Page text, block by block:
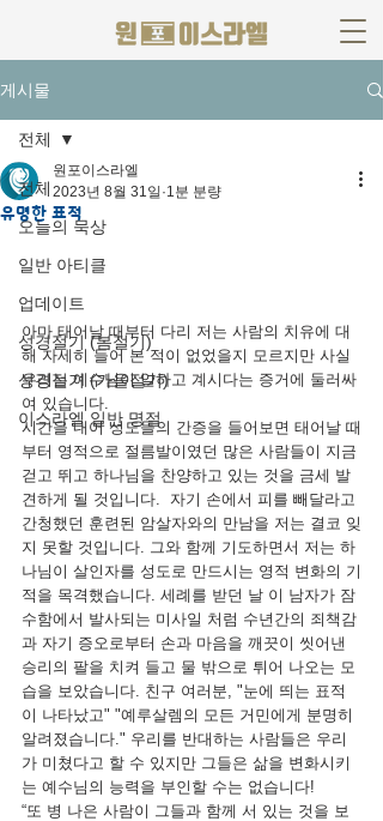
게시물
전체
오늘의 묵상
일반 아티클
업데이트
성경절기 (봄절기)
성경절기 (가을절기)
이스라엘 일반 명절
전체
유명한 표적
원포이스라엘
2023년 8월 31일 1분 분량
"이 사람들을 어떻게 할까 그들로 말미암아 유명
한 표적 나타난 것이 예루살렘에 사는 모든 사람
4:16).
아마 태어날 때부터 다리 저는 사람의 치유에 대
해 자세히 들어 본 적이 없었을지 모르지만 사실
우리는 예수님이 일하고 계시다는 증거에 둘러싸
여 있습니다.
시간을 내어 성도들의 간증을 들어보면 태어날 때
부터 영적으로 절름발이였던 많은 사람들이 지금
걷고 뛰고 하나님을 찬양하고 있는 것을 금세 발
견하게 될 것입니다.  자기 손에서 피를 빼달라고
간청했던 훈련된 암살자와의 만남을 저는 결코 잊
지 못할 것입니다. 그와 함께 기도하면서 저는 하
나님이 살인자를 성도로 만드시는 영적 변화의 기
적을 목격했습니다. 세례를 받던 날 이 남자가 잠
수함에서 발사되는 미사일 처럼 수년간의 죄책감
과 자기 증오로부터 손과 마음을 깨끗이 씻어낸
승리의 팔을 치켜 들고 물 밖으로 튀어 나오는 모
습을 보았습니다. 친구 여러분, "눈에 띄는 표적
이 나타났고" "예루살렘의 모든 거민에게 분명히
알려졌습니다." 우리를 반대하는 사람들은 우리
가 미쳤다고 할 수 있지만 그들은 삶을 변화시키
는 예수님의 능력을 부인할 수는 없습니다!
“또 병 나은 사람이 그들과 함께 서 있는 것을 보